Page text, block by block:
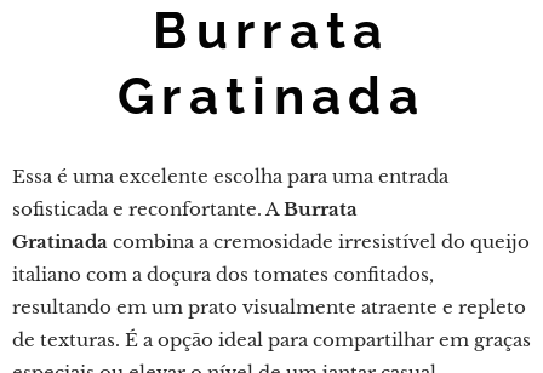
Burrata
Gratinada
Essa é uma excelente escolha para uma entrada
sofisticada e reconfortante. ABurrata
Gratinada combina a cremosidade irresistível do queijo
italiano com a doçura dos tomates confitados,
resultando em um prato visualmente atraente e repleto
de texturas. É a opção ideal para compartilhar em graças